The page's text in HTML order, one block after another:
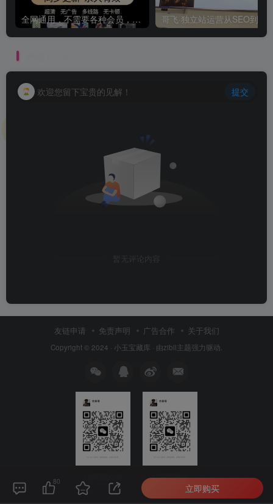
全网通用，不需要各种会员，再也不缺电影看！！
欢迎您留下宝贵的见解！ 提交
暂无评论内容
友链申请 免责声明 广告合作 关于我们
Copyright © 2024 · 小玉宝藏库 · 由zibll主题强力驱动.
扫码加微信
80
立即购买